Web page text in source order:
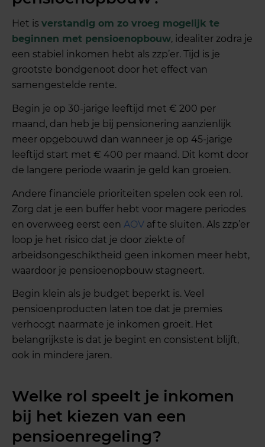
Het isverstandig om zo vroeg mogelijk te
beginnen met pensioenopbouw, idealiter zodra je
een stabiel inkomen hebt als zzp’er. Tijd is je
grootste bondgenoot door het effect van
samengestelde rente.
Begin je op 30-jarige leeftijd met € 200 per
maand, dan heb je bij pensionering aanzienlijk
meer opgebouwd dan wanneer je op 45-jarige
leeftijd start met € 400 per maand. Dit komt door
de langere periode waarin je geld kan groeien.
Andere financiële prioriteiten spelen ook een rol.
Zorg dat je een buffer hebt voor magere periodes
en overweeg eerst een AOV af te sluiten. Als zzp’er
loop je het risico dat je door ziekte of
arbeidsongeschiktheid geen inkomen meer hebt,
waardoor je pensioenopbouw stagneert.
Begin klein als je budget beperkt is. Veel
pensioenproducten laten toe dat je premies
verhoogt naarmate je inkomen groeit. Het
belangrijkste is dat je begint en consistent blijft,
ook in mindere jaren.
Welke rol speelt je inkomen
bij het kiezen van een
pensioenregeling?